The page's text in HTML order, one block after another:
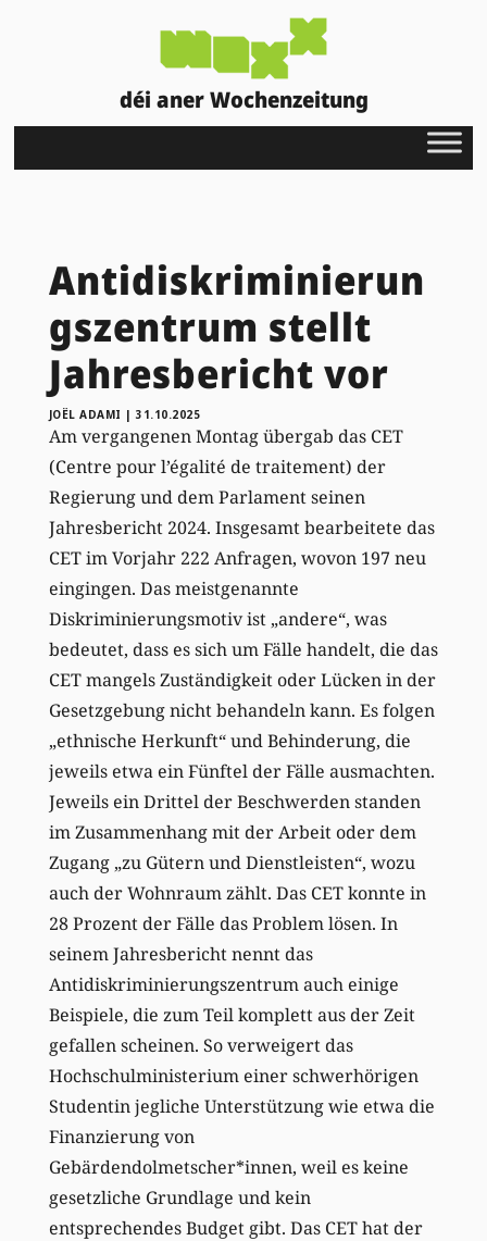
déi aner Wochenzeitung
Antidiskriminierun
gszentrum stellt
Jahresbericht vor
JOËL ADAMI |31.10.2025
Am vergangenen Montag übergab das CET
(Centre pour l’égalité de traitement) der
Regierung und dem Parlament seinen
Jahresbericht 2024. Insgesamt bearbeitete das
CET im Vorjahr 222 Anfragen, wovon 197 neu
eingingen. Das meistgenannte
Diskriminierungsmotiv ist „andere“, was
bedeutet, dass es sich um Fälle handelt, die das
CET mangels Zuständigkeit oder Lücken in der
Gesetzgebung nicht behandeln kann. Es folgen
„ethnische Herkunft“ und Behinderung, die
jeweils etwa ein Fünftel der Fälle ausmachten.
Jeweils ein Drittel der Beschwerden standen
im Zusammenhang mit der Arbeit oder dem
Zugang „zu Gütern und Dienstleisten“, wozu
auch der Wohnraum zählt. Das CET konnte in
28 Prozent der Fälle das Problem lösen. In
seinem Jahresbericht nennt das
Antidiskriminierungszentrum auch einige
Beispiele, die zum Teil komplett aus der Zeit
gefallen scheinen. So verweigert das
Hochschulministerium einer schwerhörigen
Studentin jegliche Unterstützung wie etwa die
Finanzierung von
Gebärdendolmetscher*innen, weil es keine
gesetzliche Grundlage und kein
entsprechendes Budget gibt. Das CET hat der